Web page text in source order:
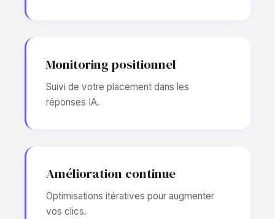
Monitoring positionnel
Suivi de votre placement dans les
réponses IA.
Amélioration continue
Optimisations itératives pour augmenter
vos clics.